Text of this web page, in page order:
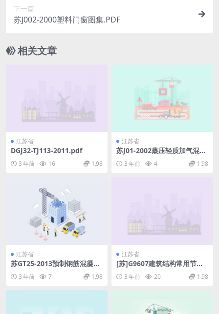
下一篇
苏J002-2000塑料门窗图集.PDF
相关文章
江苏省
DGJ32-TJ113-2011.pdf
3 年前 16 1.98
江苏省
苏J01-2002蒸压轻质加气混凝
土(ALC)板构造图集(下册).pdf
3 年前 4 1.98
江苏省
苏GT25-2013预制钢筋混凝土
3 年前 7 1.98
江苏省
[苏]G9607建筑结构常用节点
3 年前 20 1.98